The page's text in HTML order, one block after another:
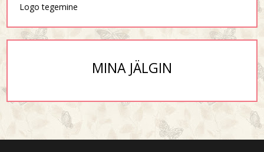
Logo tegemine
MINA JÄLGIN